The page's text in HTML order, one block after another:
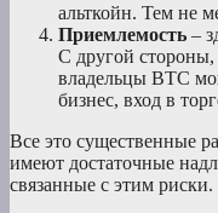
альткойн. Тем не
Приемлемость –
С другой стороны,
владельцы BTC
бизнес, вход в
Все это существенные
имеют достаточные
связанные с этим риски.